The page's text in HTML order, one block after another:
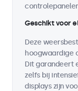
Geschikt voor
Deze
hoogwaardige
Dit garandeert
zelfs bij
displays zijn